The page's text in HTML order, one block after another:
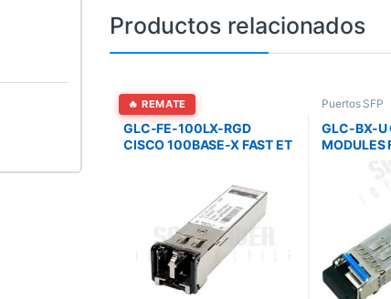
Productos relacionados
🔥 REMATE
Puertos SFP
GLC-FE-100LX-RGD
CISCO 100BASE-X FAST ET
Puertos SFP
GLC-BX-U
MODULES